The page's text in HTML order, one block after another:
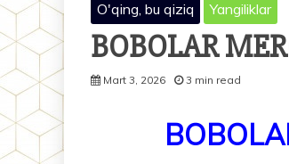
O'qing, bu qiziq Yangiliklar
BOBOLAR
Mart 3, 2026 3 min read